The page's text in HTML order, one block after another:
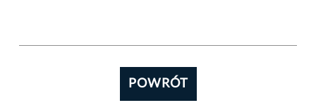
POWRÓT